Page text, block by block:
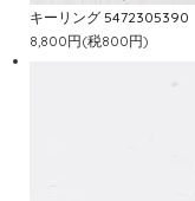
キーリング 5472305390
8,800円(税800円)